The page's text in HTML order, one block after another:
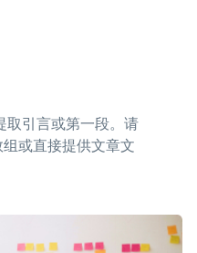
取引言或第一段。请
或直接提供文章文